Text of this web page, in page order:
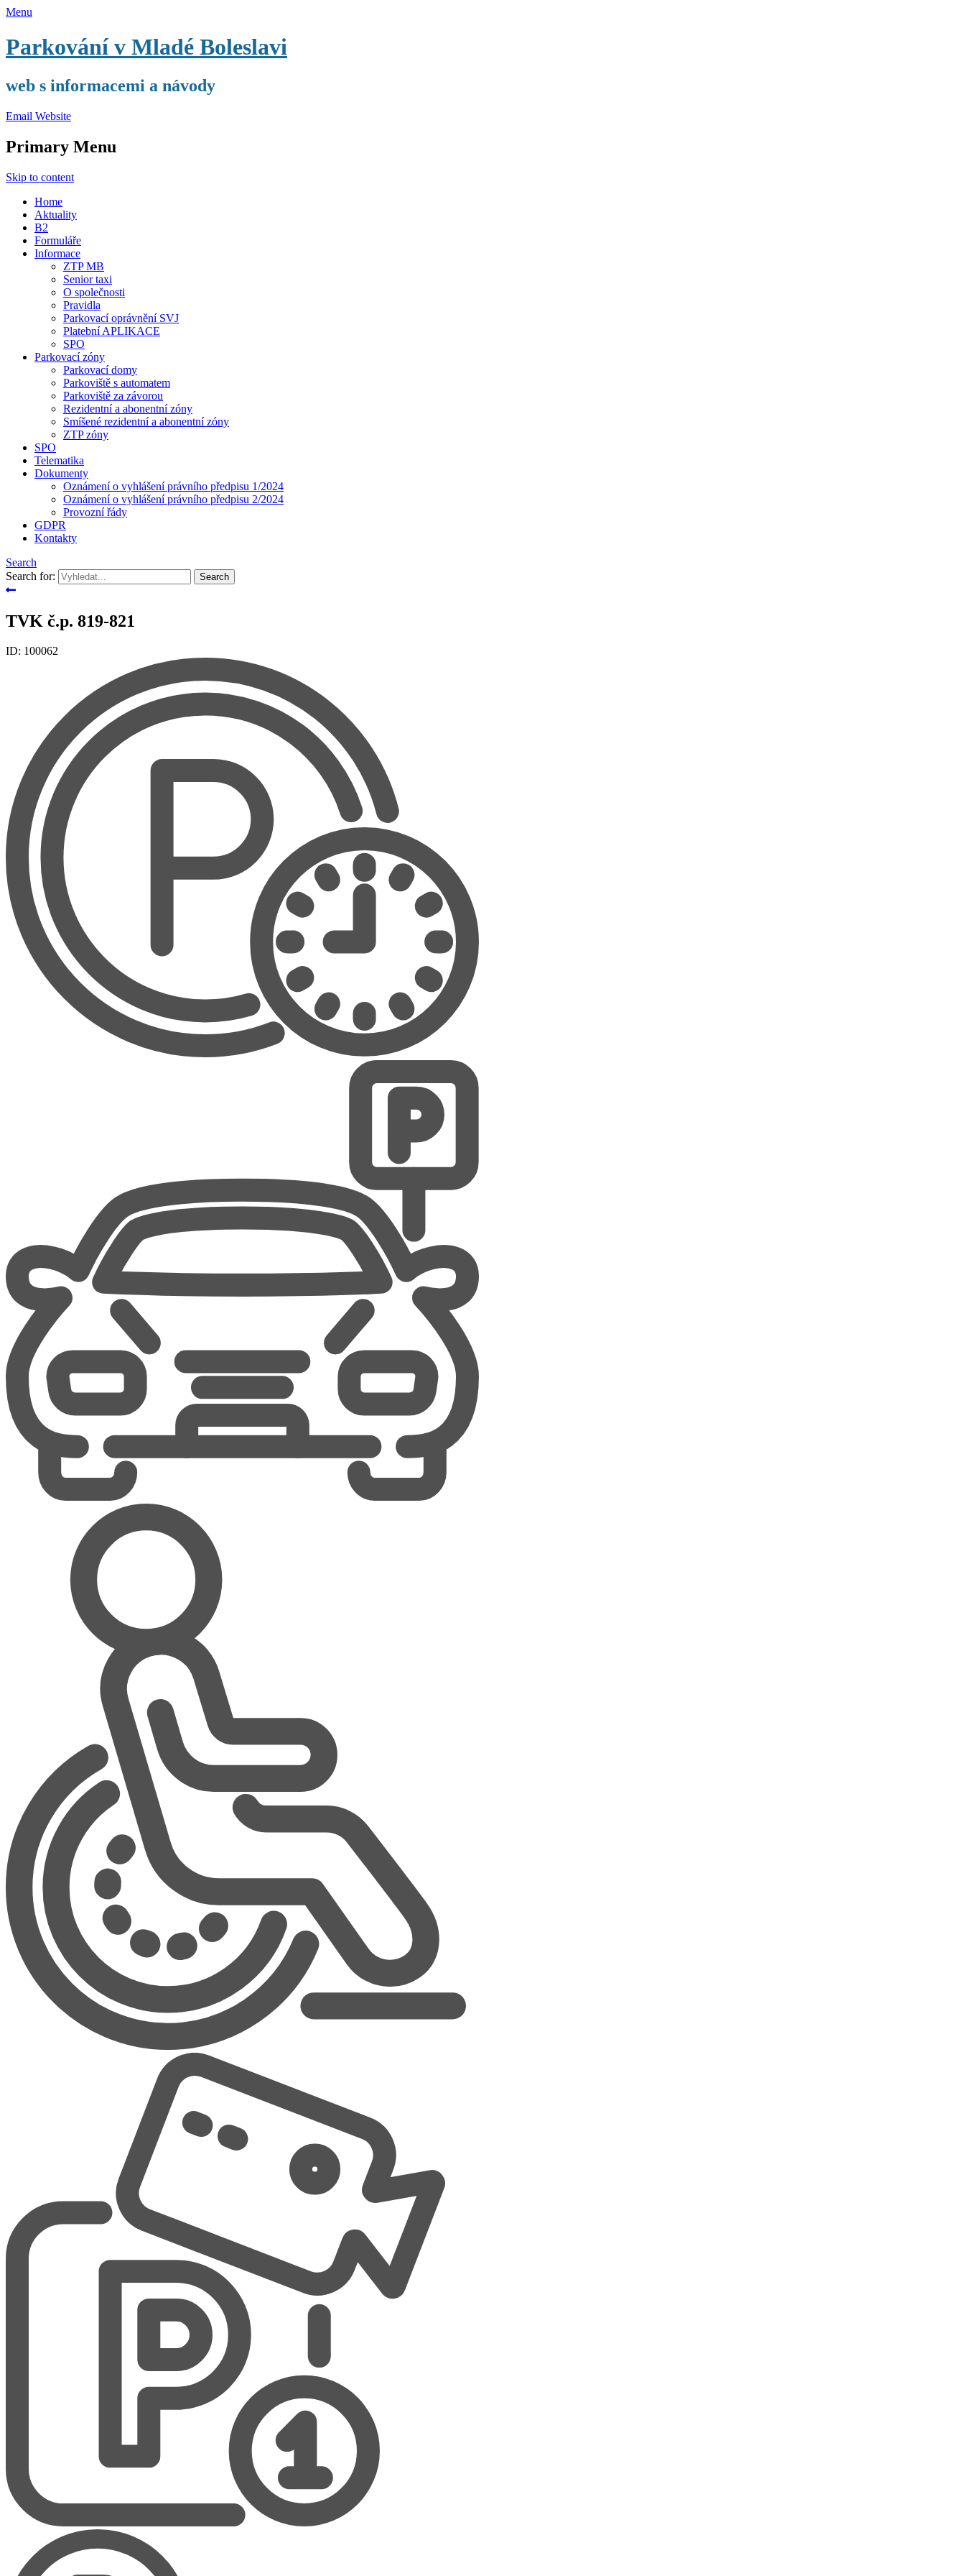
Menu
Parkování v Mladé Boleslavi
web s informacemi a návody
Email Website
Primary Menu
Skip to content
Home
Aktuality
B2
Formuláře
Informace
ZTP MB
Senior taxi
O společnosti
Pravidla
Parkovací oprávnění SVJ
Platební APLIKACE
SPO
Parkovací zóny
Parkovací domy
Parkoviště s automatem
Parkoviště za závorou
Rezidentní a abonentní zóny
Smíšené rezidentní a abonentní zóny
ZTP zóny
SPO
Telematika
Dokumenty
Oznámení o vyhlášení právního předpisu 1/2024
Oznámení o vyhlášení právního předpisu 2/2024
Provozní řády
GDPR
Kontakty
Search
Search for:
TVK č.p. 819-821
ID: 100062